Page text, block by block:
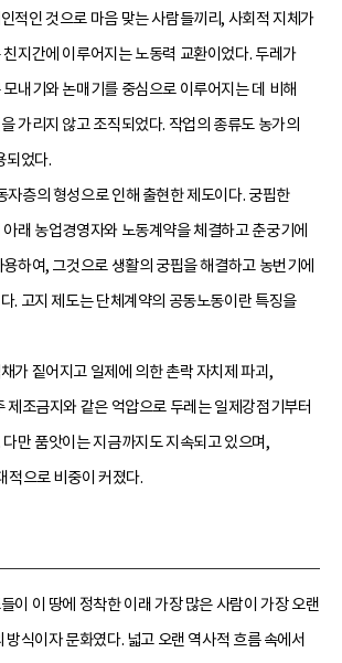
적인 것으로 마음 맞는 사람들끼리, 사회적 지체가
지간에 이루어지는 노동력 교환이었다. 두레가
내기와 논매기를 중심으로 이루어지는 데 비해
가리지 않고 조직되었다. 작업의 종류도 농가의
되었다.
자층의 형성으로 인해 출현한 제도이다. 궁핍한
래 농업경영자와 노동계약을 체결하고 춘궁기에
하여, 그것으로 생활의 궁핍을 해결하고 농번기에
. 고지 제도는 단체계약의 공동노동이란 특징을
가 짙어지고 일제에 의한 촌락 자치제 파괴,
제조금지와 같은 억압으로 두레는 일제강점기부터
만 품앗이는 지금까지도 지속되고 있으며,
적으로 비중이 커졌다.
이 이 땅에 정착한 이래 가장 많은 사람이 가장 오랜
식이자 문화였다. 넓고 오랜 역사적 흐름 속에서